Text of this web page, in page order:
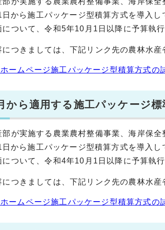
から施工パッケージ型積算方式を導入
ついて、令和5年10月1日以降に予算執
つきましては、下記リンク先の農林水産
ームページ施工パッケージ型積算方式の
から適用する施工パッケージ標
が実施する農業農村整備事業、海岸保
から施工パッケージ型積算方式を導入
ついて、令和4年10月1日以降に予算執
つきましては、下記リンク先の農林水産
ームページ施工パッケージ型積算方式の